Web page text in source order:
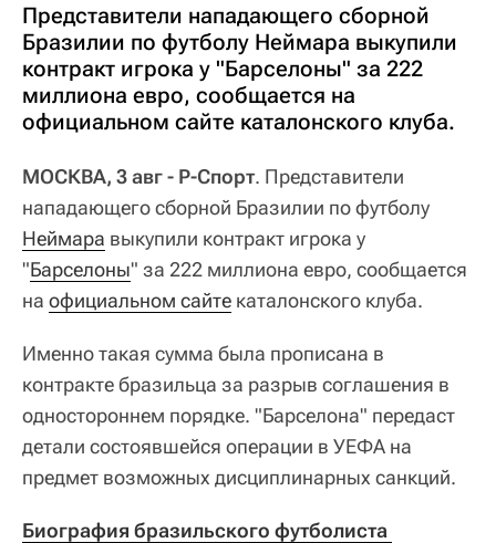
Представители нападающего сборной
Бразилии по футболу Неймара выкупили
контракт игрока у "Барселоны" за 222
миллиона евро, сообщается на
официальном сайте каталонского клуба.
МОСКВА, 3 авг - Р-Спорт. Представители
нападающего сборной Бразилии по футболу
Неймара выкупили контракт игрока у
"Барселоны" за 222 миллиона евро, сообщается
на официальном сайте каталонского клуба.
Именно такая сумма была прописана в
контракте бразильца за разрыв соглашения в
одностороннем порядке. "Барселона" передаст
детали состоявшейся операции в УЕФА на
предмет возможных дисциплинарных санкций.
Биография бразильского футболиста